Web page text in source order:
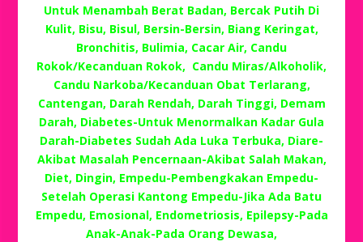
Untuk Menambah Berat Badan, Bercak Putih Di
Kulit, Bisu, Bisul, Bersin-Bersin, Biang Keringat,
Bronchitis, Bulimia, Cacar Air, Candu
Rokok/Kecanduan Rokok, Candu Miras/Alkoholik,
Candu Narkoba/Kecanduan Obat Terlarang,
Cantengan, Darah Rendah, Darah Tinggi, Demam
Darah, Diabetes-Untuk Menormalkan Kadar Gula
Darah-Diabetes Sudah Ada Luka Terbuka, Diare-
Akibat Masalah Pencernaan-Akibat Salah Makan,
Diet, Dingin, Empedu-Pembengkakan Empedu-
Setelah Operasi Kantong Empedu-Jika Ada Batu
Empedu, Emosional, Endometriosis, Epilepsy-Pada
Anak-Anak-Pada Orang Dewasa,